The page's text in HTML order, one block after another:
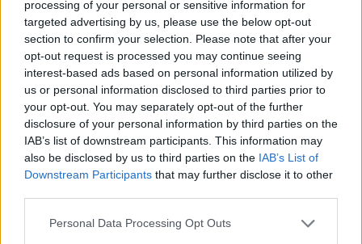
processing of your personal or sensitive information for
targeted advertising by us, please use the below opt-out
section to confirm your selection. Please note that after your
opt-out request is processed you may continue seeing
interest-based ads based on personal information utilized by
us or personal information disclosed to third parties prior to
your opt-out. You may separately opt-out of the further
disclosure of your personal information by third parties on the
IAB’s list of downstream participants. This information may
also be disclosed by us to third parties on the IAB’s List of
Downstream Participants that may further disclose it to other
Personal Data Processing Opt Outs
gyorsvonat Budapest és Kijev között ezentúl naponta
közlekedik az éjszakai órákban, közölték. Lembergen,
Munkácson és Debrecenen át közel 1200 kilométeres utat
tesz meg a vonat. A Budapestről 22:40-kor induló járat
Kijevbe másnap este 19:11-kor, a Kijevből 10:16-kor induló
vonat Budapestre másnap reggel 6 órakor...
KEDVES OLVASÓNK!
A keresett cikk a portfolio.hu hírarchívumához